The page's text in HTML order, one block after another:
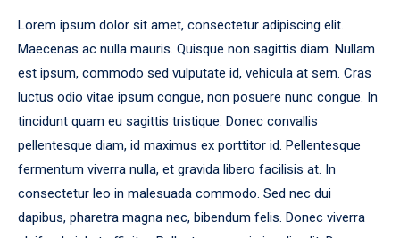
Lorem ipsum dolor sit amet, consectetur adipiscing elit.
Maecenas ac nulla mauris. Quisque non sagittis diam. Nullam
est ipsum, commodo sed vulputate id, vehicula at sem. Cras
luctus odio vitae ipsum congue, non posuere nunc congue. In
tincidunt quam eu sagittis tristique. Donec convallis
pellentesque diam, id maximus ex porttitor id. Pellentesque
fermentum viverra nulla, et gravida libero facilisis at. In
consectetur leo in malesuada commodo. Sed nec dui
dapibus, pharetra magna nec, bibendum felis. Donec viverra